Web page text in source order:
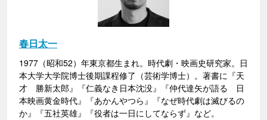
春日太一
1977（昭和52）年東京都生まれ。時代劇・映画史研究家。日
本大学大学院博士後期課程修了（芸術学博士）。著書に『天
才 勝新太郎』『仁義なき日本沈没』『仲代達矢が語る 日
本映画黄金時代』『あかんやつら』『なぜ時代劇は滅びるの
か』『五社英雄』『役者は一日にしてならず』など。